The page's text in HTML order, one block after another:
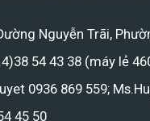
Nguyễn Trãi,
54 43 38 (máy lẻ
0936 869 559;
45 50